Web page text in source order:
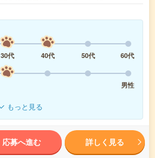
30代 40代 50代
60代
男性
もっと見る
応募へ進む 詳しく見る